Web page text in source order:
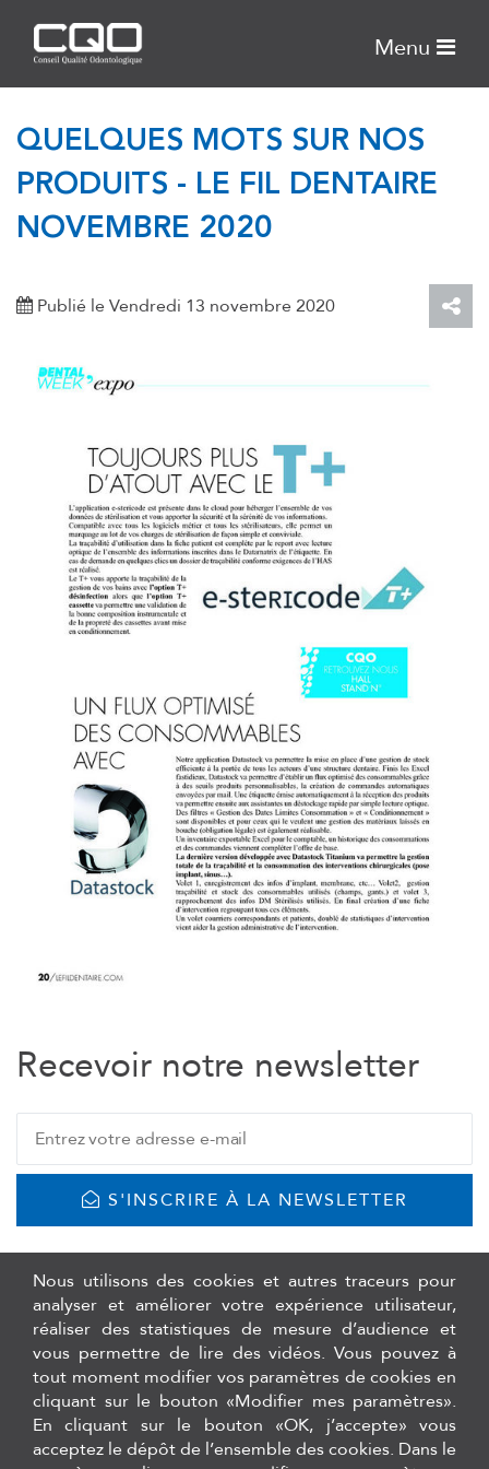
QUELQUES MOTS SUR NOS
PRODUITS - LE FIL DENTAIRE
NOVEMBRE 2020
Publié le Vendredi 13 novembre 2020
Recevoir notre newsletter
S'INSCRIRE À LA NEWSLETTER
Menu
Nous utilisons des cookies et autres traceurs pour
analyser et améliorer votre expérience utilisateur,
réaliser des statistiques de mesure d’audience et
vous permettre de lire des vidéos. Vous pouvez à
tout moment modifier vos paramètres de cookies en
cliquant sur le bouton «Modifier mes paramètres».
En cliquant sur le bouton «OK, j’accepte» vous
acceptez le dépôt de l’ensemble des cookies. Dans le